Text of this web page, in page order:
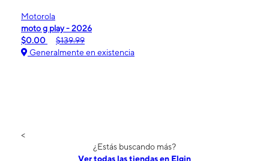
Motorola
moto g play - 2026
$0.00
$139.99
Generalmente en existencia
<
¿Estás buscando más?
Ver todas las tiendas en Elgin